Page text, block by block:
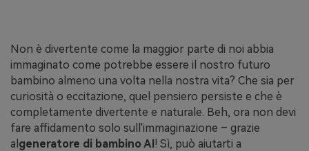
Non è divertente come la maggior parte di noi abbia
immaginato come potrebbe essere il nostro futuro
bambino almeno una volta nella nostra vita? Che sia per
curiosità o eccitazione, quel pensiero persiste e che è
completamente divertente e naturale. Beh, ora non devi
fare affidamento solo sull'immaginazione – grazie
al generatore di bambino AI! Sì, può aiutarti a